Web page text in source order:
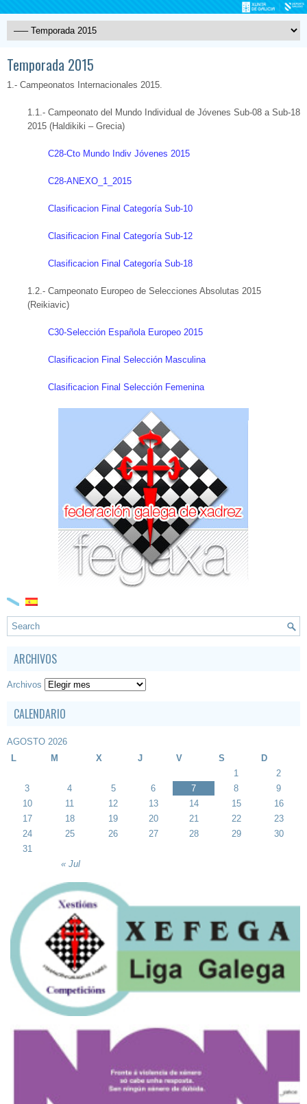
Temporada 2015
1.- Campeonatos Internacionales 2015.
1.1.- Campeonato del Mundo Individual de Jóvenes Sub-08 a Sub-18
2015 (Haldikiki – Grecia)
C28-Cto Mundo Indiv Jóvenes 2015
C28-ANEXO_1_2015
Clasificacion Final Categoría Sub-10
Clasificacion Final Categoría Sub-12
Clasificacion Final Categoría Sub-18
1.2.- Campeonato Europeo de Selecciones Absolutas 2015
(Reikiavic)
C30-Selección Española Europeo 2015
Clasificacion Final Selección Masculina
Clasificacion Final Selección Femenina
ARCHIVOS
Archivos
CALENDARIO
AGOSTO 2026
L
M X J V S D
« Jul
1
2
3
4 5 6 7 8
9
10
11 12 13 14 15
16
17
18 19 20 21 22
23
24
25 26 27 28 29
30
31